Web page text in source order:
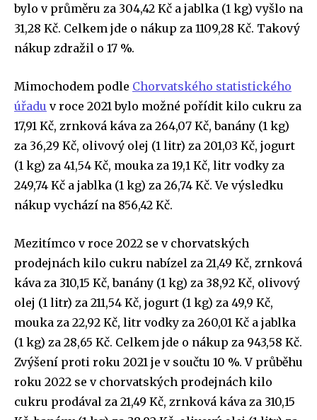
bylo v průměru za 304,42 Kč a jablka (1 kg) vyšlo na
31,28 Kč. Celkem jde o nákup za 1109,28 Kč. Takový
nákup zdražil o 17 %.
Mimochodem podle Chorvatského statistického
úřadu v roce 2021 bylo možné pořídit kilo cukru za
17,91 Kč, zrnková káva za 264,07 Kč, banány (1 kg)
za 36,29 Kč, olivový olej (1 litr) za 201,03 Kč, jogurt
(1 kg) za 41,54 Kč, mouka za 19,1 Kč, litr vodky za
249,74 Kč a jablka (1 kg) za 26,74 Kč. Ve výsledku
nákup vychází na 856,42 Kč.
Mezitímco v roce 2022 se v chorvatských
prodejnách kilo cukru nabízel za 21,49 Kč, zrnková
káva za 310,15 Kč, banány (1 kg) za 38,92 Kč, olivový
olej (1 litr) za 211,54 Kč, jogurt (1 kg) za 49,9 Kč,
mouka za 22,92 Kč, litr vodky za 260,01 Kč a jablka
(1 kg) za 28,65 Kč. Celkem jde o nákup za 943,58 Kč.
Zvýšení proti roku 2021 je v součtu 10 %. V průběhu
roku 2022 se v chorvatských prodejnách kilo
cukru prodával za 21,49 Kč, zrnková káva za 310,15